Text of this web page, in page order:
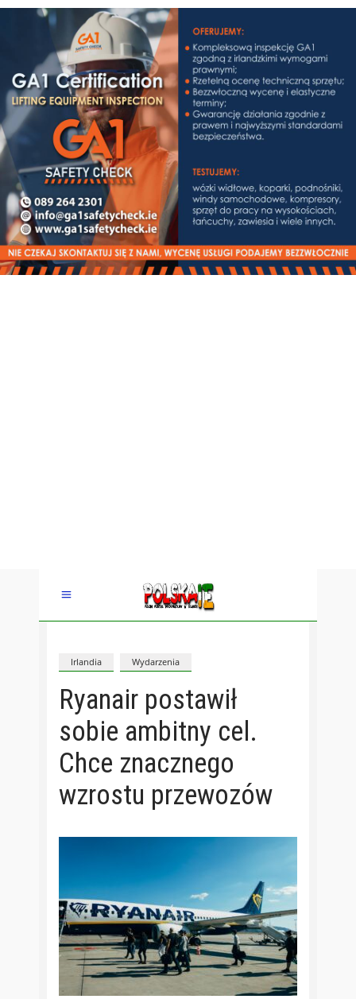
Irlandia Wydarzenia
Ryanair postawił
sobie ambitny cel.
Chce znacznego
wzrostu przewozów